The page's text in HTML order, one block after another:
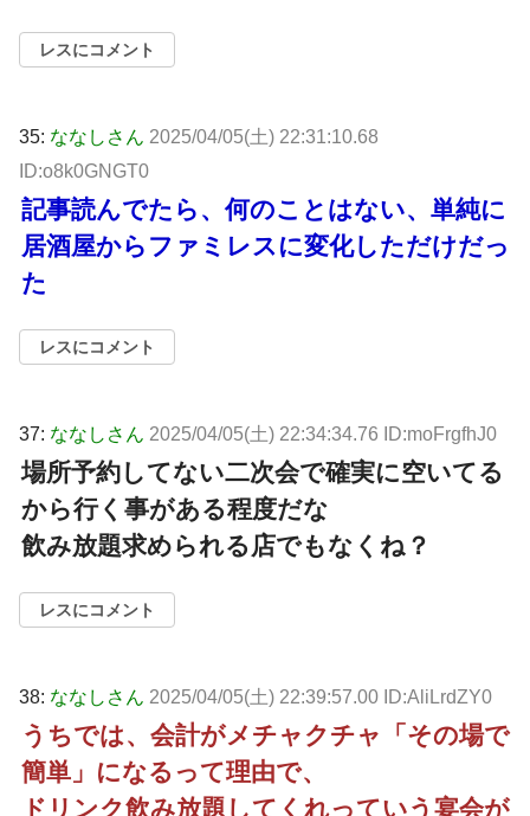
レスにコメント
35: ななしさん 2025/04/05(土) 22:31:10.68
ID:o8k0GNGT0
記事読んでたら、何のことはない、単純に
居酒屋からファミレスに変化しただけだっ
た
レスにコメント
37: ななしさん 2025/04/05(土) 22:34:34.76 ID:moFrgfhJ0
場所予約してない二次会で確実に空いてる
から行く事がある程度だな
飲み放題求められる店でもなくね？
レスにコメント
38: ななしさん 2025/04/05(土) 22:39:57.00 ID:AliLrdZY0
うちでは、会計がメチャクチャ「その場で
簡単」になるって理由で、
ドリンク飲み放題してくれっていう宴会が